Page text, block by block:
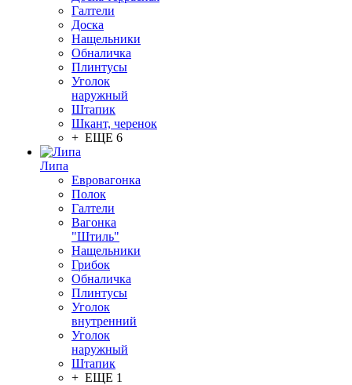
Галтели
Доска
Нащельники
Обналичка
Плинтусы
Уголок
наружный
Штапик
Шкант, черенок
+ ЕЩЕ 6
Липа
Евровагонка
Полок
Галтели
Вагонка
"Штиль"
Нащельники
Грибок
Обналичка
Плинтусы
Уголок
внутренний
Уголок
наружный
Штапик
+ ЕЩЕ 1